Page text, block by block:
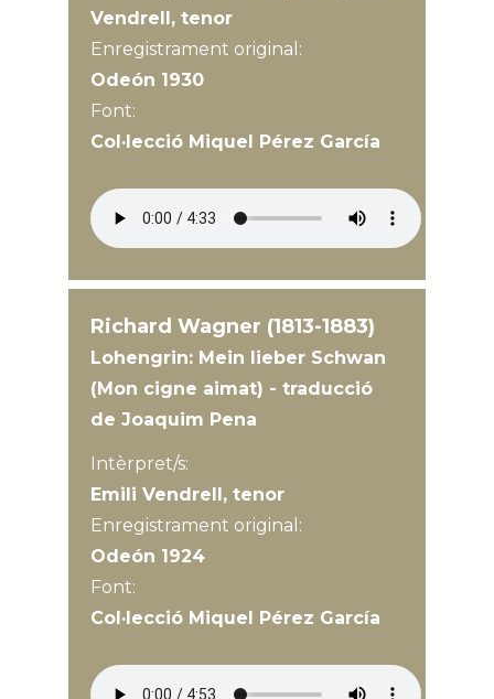
Vendrell, tenor
Enregistrament original:
Odeón 1930
Font:
Col·lecció Miquel Pérez García
Richard Wagner (1813-1883)
Lohengrin: Mein lieber Schwan
(Mon cigne aimat) - traducció
de Joaquim Pena
Intèrpret/s:
Emili Vendrell, tenor
Enregistrament original:
Odeón 1924
Font:
Col·lecció Miquel Pérez García